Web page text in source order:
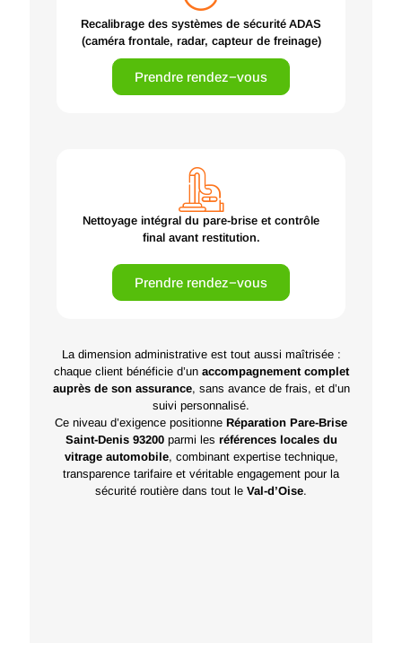
Recalibrage des systèmes de sécurité ADAS
(caméra frontale, radar, capteur de freinage)
Prendre rendez−vous
Nettoyage intégral du pare-brise et contrôle
final avant restitution.
Prendre rendez−vous
La dimension administrative est tout aussi maîtrisée :
chaque client bénéficie d’un accompagnement complet
auprès de son assurance, sans avance de frais, et d’un
suivi personnalisé.
Ce niveau d’exigence positionne Réparation Pare-Brise
Saint-Denis 93200parmi les références locales du
vitrage automobile, combinant expertise technique,
transparence tarifaire et véritable engagement pour la
sécurité routière dans tout le Val-d’Oise.